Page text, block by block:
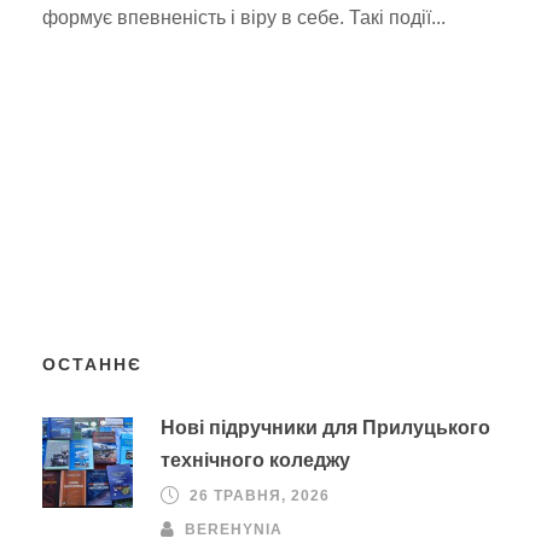
формує впевненість і віру в себе. Такі події...
ОСТАННЄ
Нові підручники для Прилуцького
технічного коледжу
26 ТРАВНЯ, 2026
BEREHYNIA